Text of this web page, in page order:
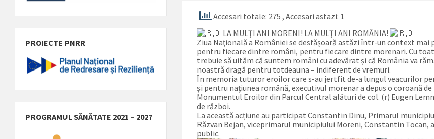
Accesari totale: 275, Accesari astazi: 1
LA MULŢI ANI MORENI! LA MULŢI ANI ROMÂNIA!
Ziua Naţională a României se desfăşoară astăzi într-un context mai
pentru fiecare dintre români, pentru fiecare dintre morenari. Cu
trebuie să uităm că suntem români cu adevărat și că România va
noastră dragă pentru totdeauna – indiferent de vremuri.
În memoria tuturor eroilor care s-au jertfit de-a lungul veacurilor
și pentru națiunea română, executivul morenar a depus o coroană
Monumentul Eroilor din Parcul Central alături de col. (r) Eugen
de război.
La această acțiune au participat Constantin Dinu, Primarul
Răzvan Bejan, viceprimarul municipiului Moreni, Constantin
public.
PROIECTE PNRR
PROGRAMUL SĂNĂTATE 2021 – 2027